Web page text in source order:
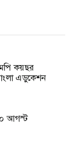
কয়ছর
এডুকেশন
২০ আগস্ট